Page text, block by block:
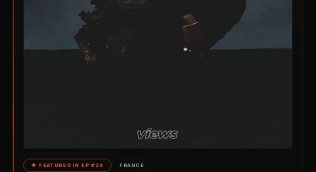
★ FEATURED IN EP #24 FRANCE